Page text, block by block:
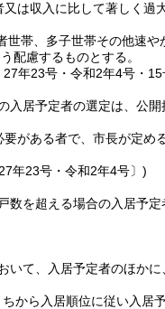
は収入に比して著しく過
帯、多子世帯その他速
配慮するものとする。
年23号・令和2年4号・15
居予定者の選定は、公
がある者で、市長が定め
年23号・令和2年4号〕)
を超える場合の入居予定
て、入居予定者のほか
から入居順位に従い入居